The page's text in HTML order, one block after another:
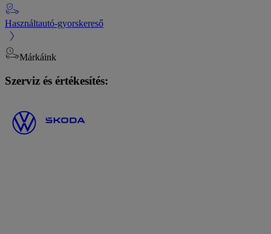
Használtautó-gyorskereső
Márkáink
Szerviz és értékesítés: